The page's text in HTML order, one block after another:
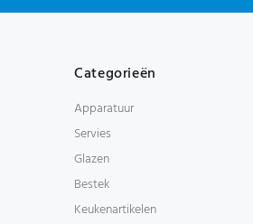
Categorieën
Apparatuur
Servies
Glazen
Bestek
Keukenartikelen